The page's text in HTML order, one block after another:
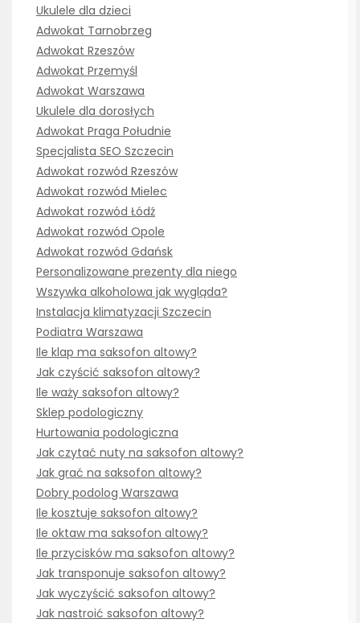
Ukulele dla dzieci
Adwokat Tarnobrzeg
Adwokat Rzeszów
Adwokat Przemyśl
Adwokat Warszawa
Ukulele dla dorosłych
Adwokat Praga Południe
Specjalista SEO Szczecin
Adwokat rozwód Rzeszów
Adwokat rozwód Mielec
Adwokat rozwód Łódź
Adwokat rozwód Opole
Adwokat rozwód Gdańsk
Personalizowane prezenty dla niego
Wszywka alkoholowa jak wygląda?
Instalacja klimatyzacji Szczecin
Podiatra Warszawa
Ile klap ma saksofon altowy?
Jak czyścić saksofon altowy?
Ile waży saksofon altowy?
Sklep podologiczny
Hurtowania podologiczna
Jak czytać nuty na saksofon altowy?
Jak grać na saksofon altowy?
Dobry podolog Warszawa
Ile kosztuje saksofon altowy?
Ile oktaw ma saksofon altowy?
Ile przycisków ma saksofon altowy?
Jak transponuje saksofon altowy?
Jak wyczyścić saksofon altowy?
Jak nastroić saksofon altowy?